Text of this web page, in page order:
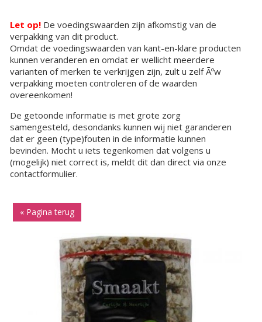
Let op! De voedingswaarden zijn afkomstig van de
verpakking van dit product.
Omdat de voedingswaarden van kant-en-klare producten
kunnen veranderen en omdat er wellicht meerdere
varianten of merken te verkrijgen zijn, zult u zelf Ãºw
verpakking moeten controleren of de waarden
overeenkomen!
De getoonde informatie is met grote zorg
samengesteld, desondanks kunnen wij niet garanderen
dat er geen (type)fouten in de informatie kunnen
bevinden. Mocht u iets tegenkomen dat volgens u
(mogelijk) niet correct is, meldt dit dan direct via onze
contactformulier.
« Pagina terug